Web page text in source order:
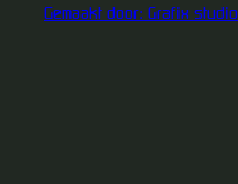
Gemaakt door: Grafix studio